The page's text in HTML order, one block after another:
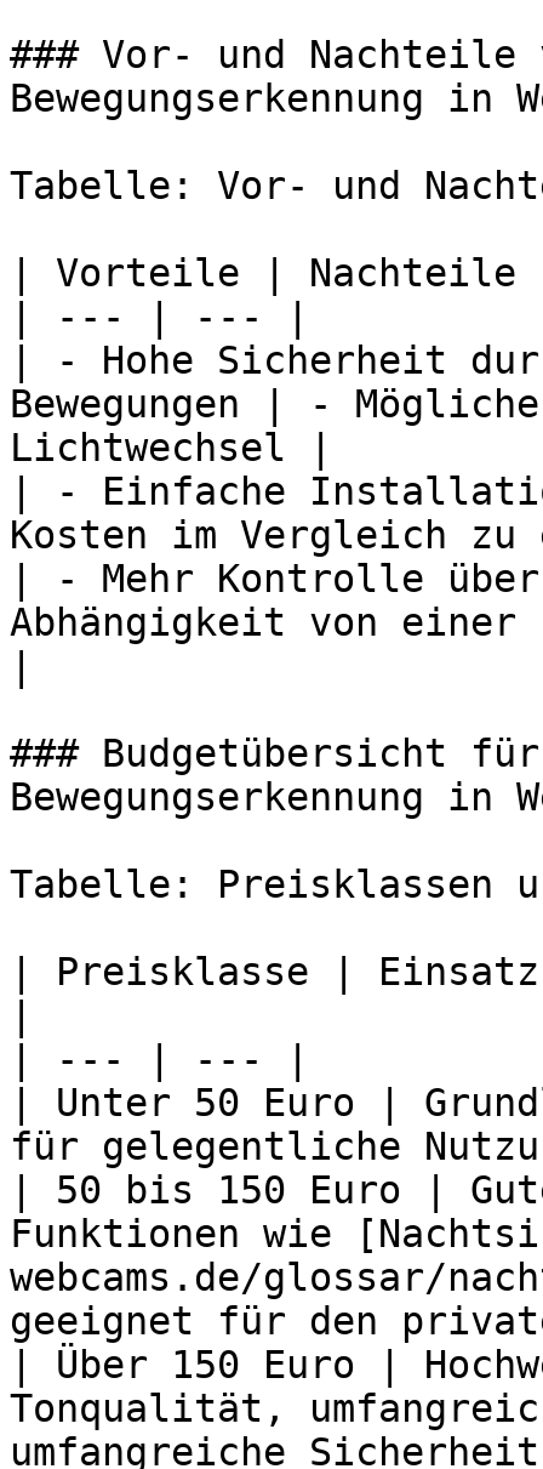
### Vor- und Nachteile
Bewegungserkennung in
Tabelle: Vor- und
| Vorteile | Nachteile
| --- | --- |
| - Hohe Sicherheit
Bewegungen | -
Lichtwechsel |
| - Einfache
Kosten im Vergleich zu
| - Mehr Kontrolle
Abhängigkeit von
### Budgetübersicht für
Bewegungserkennung in
Tabelle: Preisklassen
| Preisklasse |
| --- | --- |
| Unter 50 Euro |
für gelegentliche
| 50 bis 150 Euro |
Funktionen wie
webcams.de/glossar/
geeignet für den
| Über 150 Euro |
Tonqualität,
umfangreiche